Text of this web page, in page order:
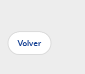
nVolver